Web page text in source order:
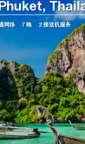
网络 7 晚 2 接送机服务